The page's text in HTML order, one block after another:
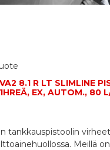
8.1 R LT SLIMLINE
EX, AUTOM., 80
tankkauspistoolin
Meillä on